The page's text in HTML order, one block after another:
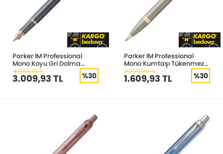
Parker IM Professional
Mono Koyu Gri Dolma
Kalem M uç
4.299,90 TL
3.009,93 TL %30
Parker IM Professional
Mono Kumtaşı Tükenmez
Kalem
2.299,90 TL
1.609,93 TL %30